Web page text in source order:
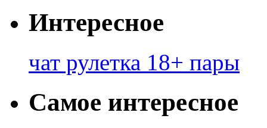
Интересное
чат рулетка 18+ пары
Самое интересное